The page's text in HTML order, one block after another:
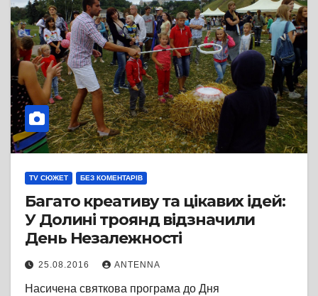
TV СЮЖЕТ БЕЗ КОМЕНТАРІВ
Багато креативу та цікавих ідей:
У Долині троянд відзначили
День Незалежності
25.08.2016 ANTENNA
Насичена святкова програма до Дня